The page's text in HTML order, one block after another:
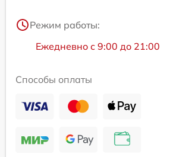
Режим работы:
Ежедневно с 9:00 до 21:00
Способы оплаты